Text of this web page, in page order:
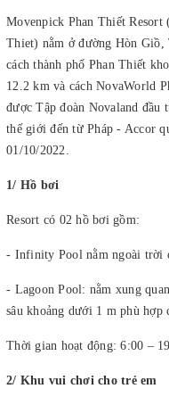
Movenpick Phan Thiết Resort
Thiet) nằm ở đường Hòn Giồ,
cách thành phố Phan Thiết
12.2 km và cách NovaWorld
được Tập đoàn Novaland đầu
thế giới đến từ Pháp - Accor
01/10/2022.
1/ Hồ bơi
Resort có 02 hồ bơi gồm:
- Infinity Pool nằm ngoài trời
- Lagoon Pool: nằm xung
sâu khoảng dưới 1 m phù
Thời gian hoạt động: 6:00 –
2/ Khu vui chơi cho trẻ em